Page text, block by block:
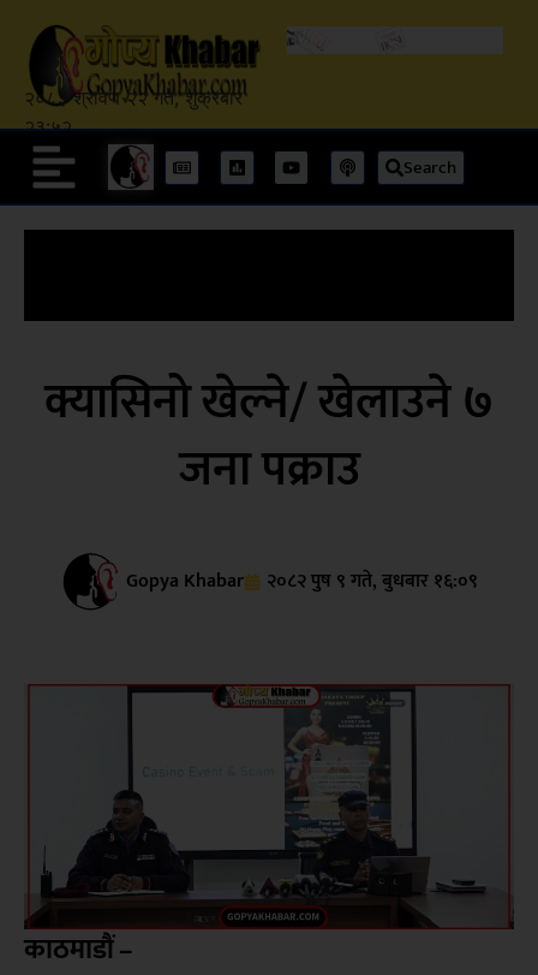
२०८३ श्रावण २२ गते, शुक्रबार
२३:५२
Search
क्यासिनो खेल्ने/ खेलाउने ७
जना पक्राउ
Gopya Khabar २०८२ पुष ९ गते, बुधबार १६:०९
काठमाडौं –